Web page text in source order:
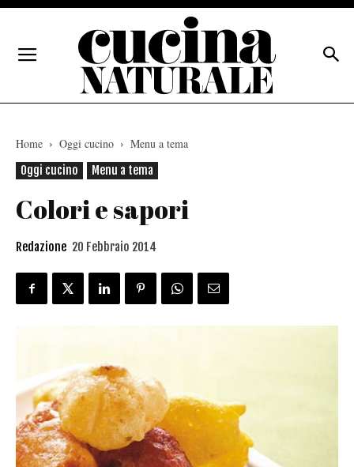
Home Oggi cucino
Menu a tema
Oggi cucino
Menu a tema
Colori e sapori
Redazione 20 Febbraio 2014